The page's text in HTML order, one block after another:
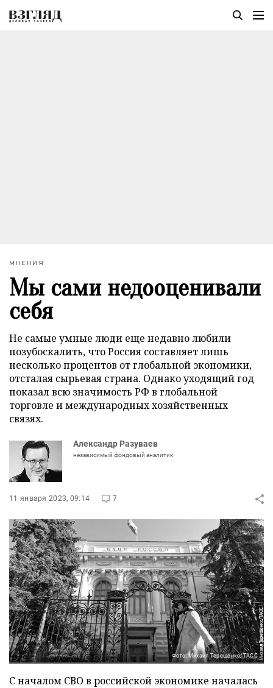
МНЕНИЯ
Мы сами недооценивали
себя
Не самые умные люди еще недавно любили
позубоскалить, что Россия составляет лишь
несколько процентов от глобальной экономики,
отсталая сырьевая страна. Однако уходящий год
показал всю значимость РФ в глобальной
торговле и международных хозяйственных
связях.
Александр Разуваев
независимый фондовый аналитик
11 января 2023, 09:14 7
Фото: Михаил Терещенко/ТАСС
С началом СВО в российской экономике началась